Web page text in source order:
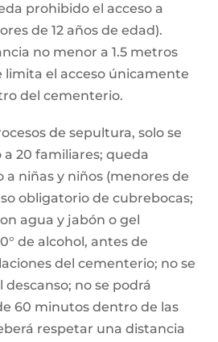
prohibido el acceso a
de 12 años de edad).
no menor a 1.5 metros
limita el acceso únicamente
del cementerio.
de sepultura, solo se
20 familiares; queda
a niñas y niños (menores de
obligatorio de cubrebocas;
agua y jabón o gel
de alcohol, antes de
del cementerio; no se
no se podrá
60 minutos dentro de las
respetar una distancia